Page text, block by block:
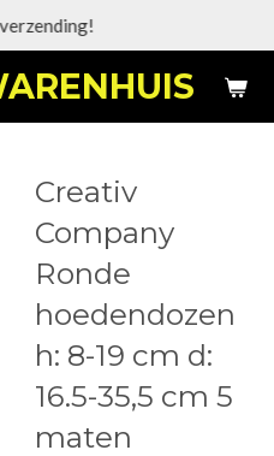
Creativ
Company
Ronde
hoedendozen
h: 8-19 cm d:
16.5-35,5 cm 5
maten